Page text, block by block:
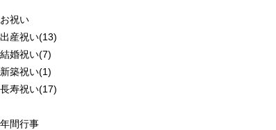
お祝い
出産祝い(13)
結婚祝い(7)
新築祝い(1)
長寿祝い(17)
年間行事